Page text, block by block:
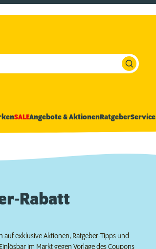
SALEAngebote & AktionenRatgeberService
Rabatt
exklusive Aktionen, Ratgeber-Tipps und
im Markt gegen Vorlage des Coupons